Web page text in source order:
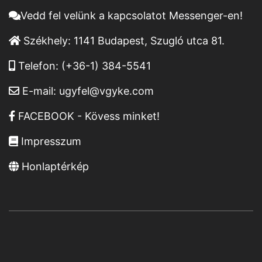
Vedd fel velünk a kapcsolatot Messenger-en!
Székhely: 1141 Budapest, Szugló utca 81.
Telefon: (+36-1) 384-5541
E-mail: ugyfel@vgyke.com
FACEBOOK - Kövess minket!
Impresszum
Honlaptérkép